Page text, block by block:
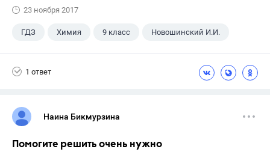
23 ноября 2017
ГДЗ Химия 9 класс Новошинский И.И.
1 ответ
Наина Бикмурзина
Помогите решить очень нужно